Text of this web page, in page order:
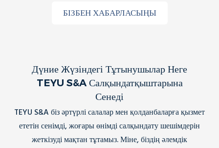
БІЗБЕН ХАБАРЛАСЫҢЫ
Дүние Жүзіндегі Тұтынушылар Неге
TEYU S&A Салқындатқыштарына
Сенеді
TEYU S&A біз әртүрлі салалар мен қолданбаларға қызмет
ететін сенімді, жоғары өнімді салқындату шешімдерін
жеткізуді мақтан тұтамыз. Міне, біздің әлемдік